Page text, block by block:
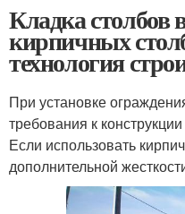
Кладка столбов
кирпичных
технология
При установке
требования к
Если использовать
дополнительной